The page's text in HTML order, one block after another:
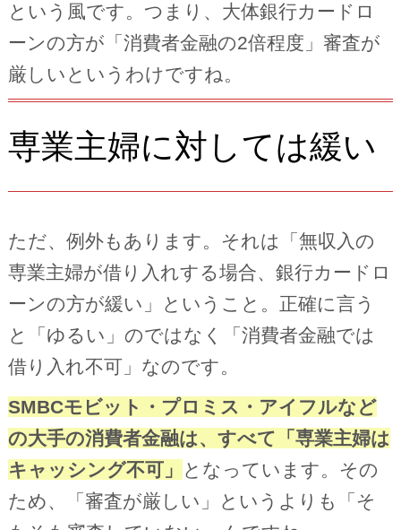
という風です。つまり、大体銀行カードロ
ーンの方が「消費者金融の2倍程度」審査が
厳しいというわけですね。
専業主婦に対しては緩い
ただ、例外もあります。それは「無収入の
専業主婦が借り入れする場合、銀行カードロ
ーンの方が緩い」ということ。正確に言う
と「ゆるい」のではなく「消費者金融では
借り入れ不可」なのです。
SMBCモビット・プロミス・アイフルなど
の大手の消費者金融は、すべて「専業主婦は
キャッシング不可」
となっています。その
ため、「審査が厳しい」というよりも「そ